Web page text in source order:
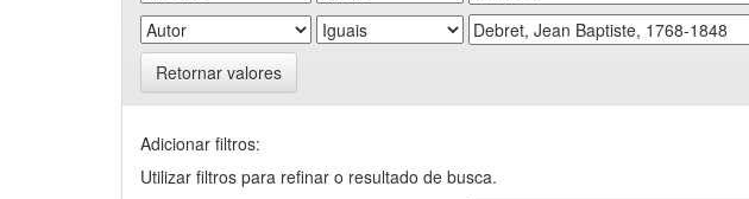
Retornar valores
Adicionar filtros:
Utilizar filtros para refinar o resultado de busca.